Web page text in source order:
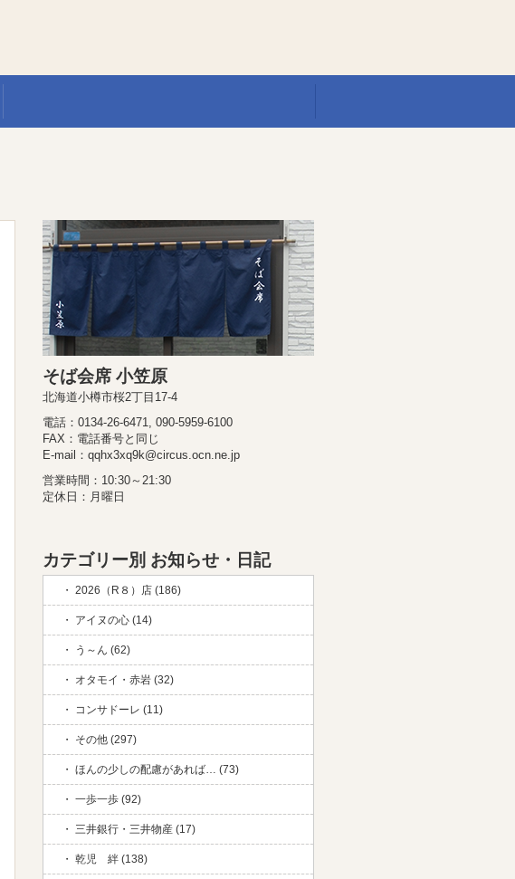
そば会席 小笠原
北海道小樽市桜2丁目17-4
電話：0134-26-6471, 090-5959-6100
FAX：電話番号と同じ
E-mail：qqhx3xq9k@circus.ocn.ne.jp
営業時間：10:30～21:30
定休日：月曜日
カテゴリー別 お知らせ・日記
2026（R８）店 (186)
アイヌの心 (14)
う～ん (62)
オタモイ・赤岩 (32)
コンサドーレ (11)
その他 (297)
ほんの少しの配慮があれば… (73)
一歩一歩 (92)
三井銀行・三井物産 (17)
乾児 絆 (138)